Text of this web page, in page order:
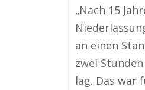
„Nach 15
an einen
zwei
lag. Das war